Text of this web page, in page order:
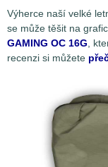
Výherce naší velké
se může těšit na
GAMING OC 16G ,
recenzi si můžete